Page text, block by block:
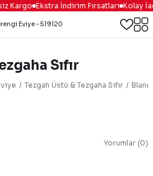
Kargo Ekstra İndirim Fırsatları Kolay
Sıfır
Tezgah Üstü & Tezgaha Sıfır
Yorumlar (0)